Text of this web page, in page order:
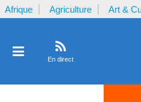
Afrique Agriculture Art &
En direct